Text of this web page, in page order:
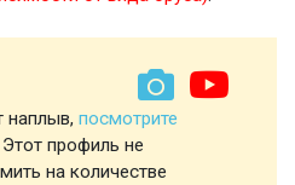
наплыв, посмотрите
профиль не
на количестве